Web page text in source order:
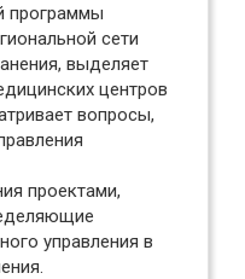
программы
сети
выделяет
центров
вопросы,
проектами,
управления в